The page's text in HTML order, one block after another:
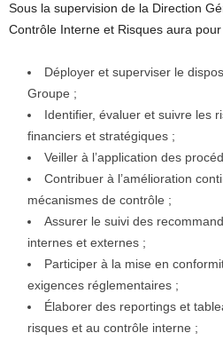
Sous la supervision de la Direction
Contrôle Interne et Risques aura
Déployer et superviser le
Groupe ;
Identifier, évaluer et suivre les
financiers et stratégiques ;
Veiller à l’application des
Contribuer à l’amélioration
mécanismes de contrôle ;
Assurer le suivi des
internes et externes ;
Participer à la mise en
exigences réglementaires ;
Élaborer des reportings et
risques et au contrôle interne ;